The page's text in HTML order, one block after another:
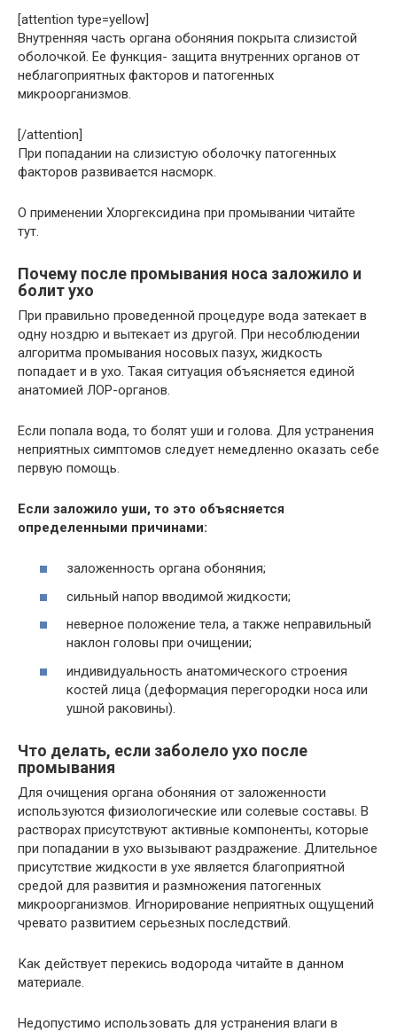
[attention type=yellow]
Внутренняя часть органа обоняния покрыта слизистой
оболочкой. Ее функция- защита внутренних органов от
неблагоприятных факторов и патогенных
микроорганизмов.
[/attention]
При попадании на слизистую оболочку патогенных
факторов развивается насморк.
О применении Хлоргексидина при промывании читайте
тут.
Почему после промывания носа заложило и
болит ухо
При правильно проведенной процедуре вода затекает в
одну ноздрю и вытекает из другой. При несоблюдении
алгоритма промывания носовых пазух, жидкость
попадает и в ухо. Такая ситуация объясняется единой
анатомией ЛОР-органов.
Если попала вода, то болят уши и голова. Для устранения
неприятных симптомов следует немедленно оказать себе
первую помощь.
Если заложило уши, то это объясняется
определенными причинами:
заложенность органа обоняния;
сильный напор вводимой жидкости;
неверное положение тела, а также неправильный
наклон головы при очищении;
индивидуальность анатомического строения
костей лица (деформация перегородки носа или
ушной раковины).
Что делать, если заболело ухо после
промывания
Для очищения органа обоняния от заложенности
используются физиологические или солевые составы. В
растворах присутствуют активные компоненты, которые
при попадании в ухо вызывают раздражение. Длительное
присутствие жидкости в ухе является благоприятной
средой для развития и размножения патогенных
микроорганизмов. Игнорирование неприятных ощущений
чревато развитием серьезных последствий.
Как действует перекись водорода читайте в данном
материале.
Недопустимо использовать для устранения влаги в